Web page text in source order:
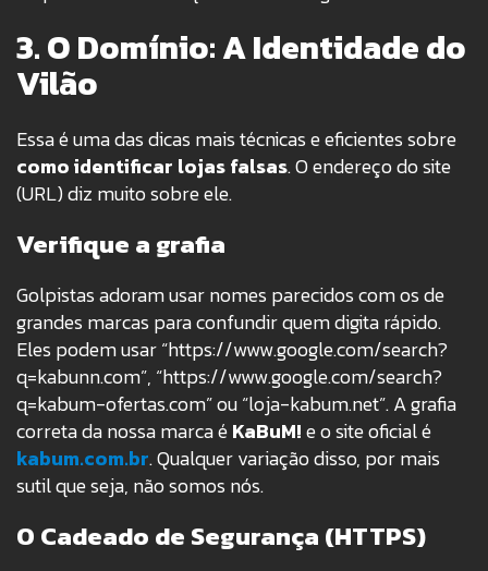
3. O Domínio: A Identidade do
Vilão
Essa é uma das dicas mais técnicas e eficientes sobre
como identificar lojas falsas. O endereço do site
(URL) diz muito sobre ele.
Verifique a grafia
Golpistas adoram usar nomes parecidos com os de
grandes marcas para confundir quem digita rápido.
Eles podem usar “https://www.google.com/search?
q=kabunn.com”, “https://www.google.com/search?
q=kabum-ofertas.com” ou “loja-kabum.net”.A grafia
correta da nossa marca éKaBuM!e o site oficial é
kabum.com.br. Qualquer variação disso, por mais
sutil que seja, não somos nós.
O Cadeado de Segurança (HTTPS)